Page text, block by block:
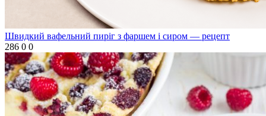
Швидкий вафельний пиріг з фаршем і сиром — рецепт
286 0 0